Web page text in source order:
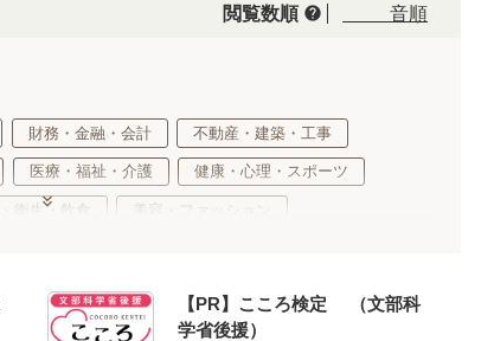
閲覧数順 help 50音順
財務・金融・会計 不動産・建築・工事
医療・福祉・介護 健康・心理・スポーツ
衛生・飲食 美容・ファッション
【PR】こころ検定®（文部科
学省後援）